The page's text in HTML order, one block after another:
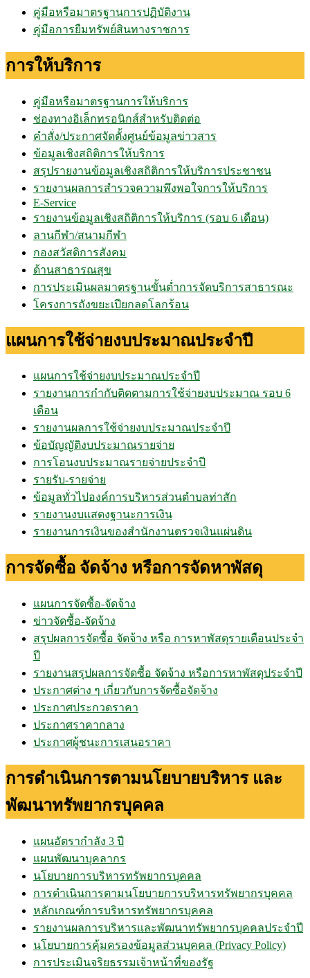
คู่มือหรือมาตรฐานการปฏิบัติงาน
คู่มือการยืมทรัพย์สินทางราชการ
การให้บริการ
คู่มือหรือมาตรฐานการให้บริการ
ช่องทางอิเล็กทรอนิกส์สำหรับติดต่อ
คำสั่ง/ประกาศจัดตั้งศูนย์ข้อมูลข่าวสาร
ข้อมูลเชิงสถิติการให้บริการ
สรุปรายงานข้อมูลเชิงสถิติการให้บริการประชาชน
รายงานผลการสำรวจความพึงพอใจการให้บริการ
E-Service
รายงานข้อมูลเชิงสถิติการให้บริการ (รอบ 6 เดือน)
ลานกีฬา/สนามกีฬา
กองสวัสดิการสังคม
ด้านสาธารณสุข
การประเมินผลมาตรฐานขั้นต่ำการจัดบริการสาธารณะ
โครงการถังขยะเปียกลดโลกร้อน
แผนการใช้จ่ายงบประมาณประจำปี
แผนการใช้จ่ายงบประมาณประจำปี
รายงานการกำกับติดตามการใช้จ่ายงบประมาณ รอบ 6
เดือน
รายงานผลการใช้จ่ายงบประมาณประจำปี
ข้อบัญญัติงบประมาณรายจ่าย
การโอนงบประมาณรายจ่ายประจำปี
รายรับ-รายจ่าย
ข้อมูลทั่วไปองค์การบริหารส่วนตำบลท่าสัก
รายงานงบแสดงฐานะการเงิน
รายงานการเงินของสำนักงานตรวจเงินแผ่นดิน
การจัดซื้อ จัดจ้าง หรือการจัดหาพัสดุ
แผนการจัดซื้อ-จัดจ้าง
ข่าวจัดซื้อ-จัดจ้าง
สรุปผลการจัดซื้อ จัดจ้าง หรือ การหาพัสดุรายเดือนประจำ
ปี
รายงานสรุปผลการจัดซื้อ จัดจ้าง หรือการหาพัสดุประจำปี
ประกาศต่าง ๆ เกี่ยวกับการจัดซื้อจัดจ้าง
ประกาศประกวดราคา
ประกาศราคากลาง
ประกาศผู้ชนะการเสนอราคา
การดำเนินการตามนโยบายบริหาร และ
พัฒนาทรัพยากรบุคคล
แผนอัตรากำลัง 3 ปี
แผนพัฒนาบุคลากร
นโยบายการบริหารทรัพยากรบุคคล
การดำเนินการตามนโยบายการบริหารทรัพยากรบุคคล
หลักเกณฑ์การบริหารทรัพยากรบุคคล
รายงานผลการบริหารและพัฒนาทรัพยากรบุคคลประจำปี
นโยบายการคุ้มครองข้อมูลส่วนบุคคล (Privacy Policy)
การประเมินจริยธรรมเจ้าหน้าที่ของรัฐ